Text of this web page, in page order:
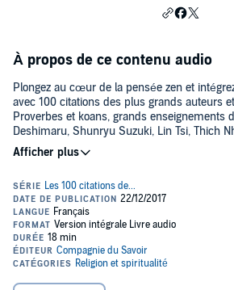
À propos de ce contenu audio
Plongez au cœur de la pensée zen et
avec 100 citations des plus grands auteurs
Proverbes et koans, grands enseignements
Deshimaru, Shunryu Suzuki, Lin Tsi, Thich
d'autres accompagnent dans la quête de
de soi. D'une citation peut venir l'éveil,
Savoir (P)2017 Compagnie du Savoir